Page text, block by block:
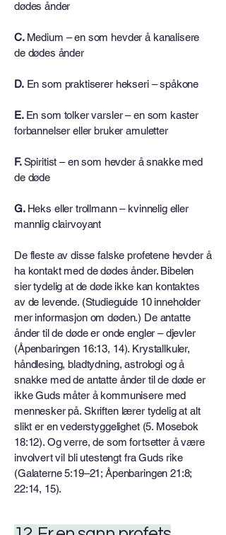
dødes ånder
C. Medium – en som hevder å kanalisere
de dødes ånder
D.En som praktiserer hekseri – spåkone
E. En som tolker varsler – en som kaster
forbannelser eller bruker amuletter
F.Spiritist – en som hevder å snakke med
de døde
G. Heks eller trollmann – kvinnelig eller
mannlig clairvoyant
De fleste av disse falske profetene hevder å
ha kontakt med de dødes ånder. Bibelen
sier tydelig at de døde ikke kan kontaktes
av de levende. (Studieguide 10 inneholder
mer informasjon om døden.) De antatte
ånder til de døde er onde engler – djevler
(Åpenbaringen 16:13, 14). Krystallkuler,
håndlesing, bladtydning, astrologi og å
snakke med de antatte ånder til de døde er
ikke Guds måter å kommunisere med
mennesker på. Skriften lærer tydelig at alt
slikt er en vederstyggelighet (5. Mosebok
18:12). Og verre, de som fortsetter å være
involvert vil bli utestengt fra Guds rike
(Galaterne 5:19–21; Åpenbaringen 21:8;
22:14, 15).